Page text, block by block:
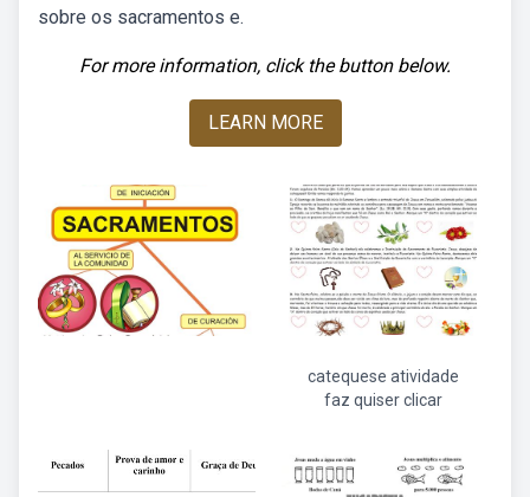
sobre os sacramentos e.
For more information, click the button below.
LEARN MORE
catequese atividade
faz quiser clicar